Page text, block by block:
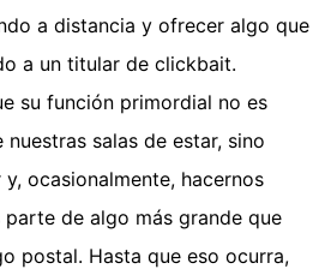
a distancia y ofrecer algo que
a un titular de clickbait.
su función primordial no es
salas de estar, sino
ocasionalmente, hacernos
de algo más grande que
postal. Hasta que eso ocurra,